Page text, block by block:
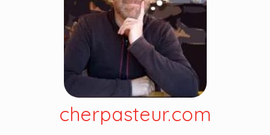
cherpasteur.com